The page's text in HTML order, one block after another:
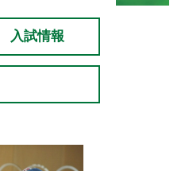
入試情報